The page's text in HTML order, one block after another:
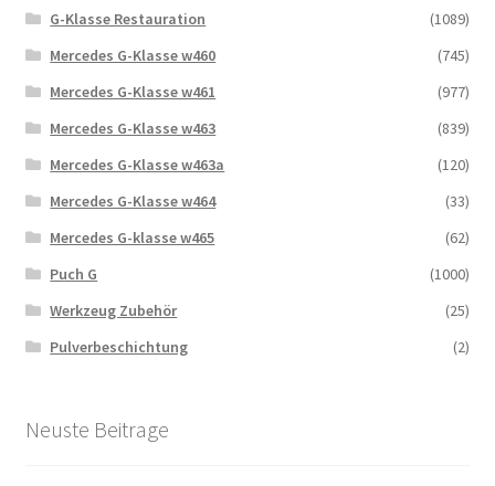
G-Klasse Restauration
(1089)
Mercedes G-Klasse w460
(745)
Mercedes G-Klasse w461
(977)
Mercedes G-Klasse w463
(839)
Mercedes G-Klasse w463a
(120)
Mercedes G-Klasse w464
(33)
Mercedes G-klasse w465
(62)
Puch G
(1000)
Werkzeug Zubehör
(25)
Pulverbeschichtung
(2)
Neuste Beitrage